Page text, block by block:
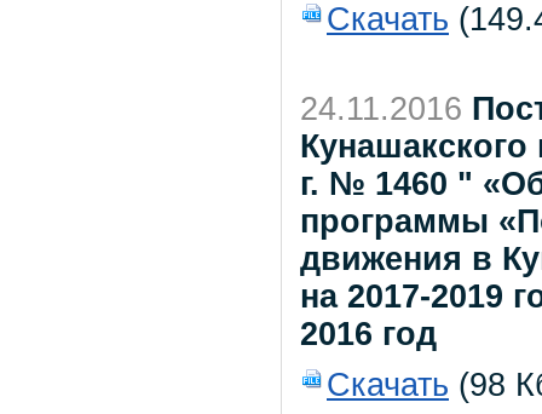
Скачать
24.11.2016
Кунашакского
г. № 1460 "
программы
движения в
на 2017-2019
2016 год
Скачать (98